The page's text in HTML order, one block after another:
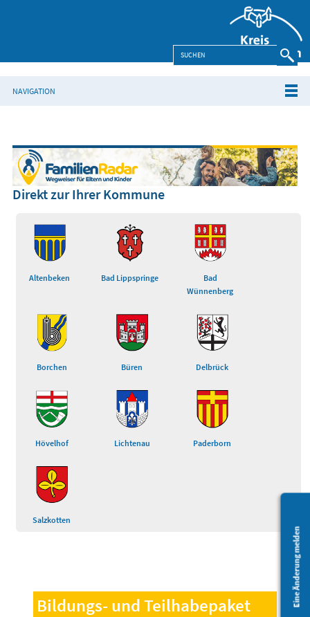
NAVIGATION
Eine Änderung melden
Direkt zur Ihrer Kommune
Altenbeken Bad Lippspringe
Bad
Wünnenberg
Borchen Büren Delbrück
Hövelhof Lichtenau Paderborn
Salzkotten
Bildungs- und Teilhabepaket